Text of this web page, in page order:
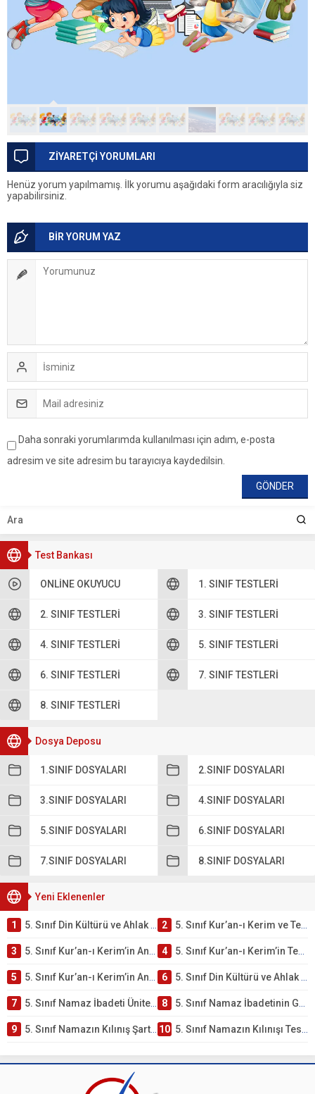
Test Bankası
ONLINE OKUYUCU 1. SINIF TESTLERI
2. SINIF TESTLERI 3. SINIF TESTLERI
4. SINIF TESTLERI 5. SINIF TESTLERI
6. SINIF TESTLERI 7. SINIF TESTLERI
8. SINIF TESTLERI
Dosya Deposu
1.SINIF DOSYALARI 2.SINIF DOSYALARI
3.SINIF DOSYALARI 4.SINIF DOSYALARI
5.SINIF DOSYALARI 6.SINIF DOSYALARI
7.SINIF DOSYALARI 8.SINIF DOSYALARI
Yeni Eklenenler
1 5. Sınıf Din Kültürü ve Ahlak Bilgisi 2. Ünite: Kur’an-ı Kerim Çalışmaları 2 5. Sınıf Kur’an-ı Kerim ve Temel Özellikleri Testi – Online Çöz
3 5. Sınıf Kur’an-ı Kerim’in Ana Konuları Testi – Online Çöz 4 5. Sınıf Kur’an-ı Kerim’in Temel Özellikleri ve Önemi Testi – Online Çöz
5 5. Sınıf Kur’an-ı Kerim’in Anlamı ve Önemi Testi – Online Çöz 6 5. Sınıf Din Kültürü ve Ahlak Bilgisi 2. Ünite: Namaz İbadeti Çalışmaları
7 5. Sınıf Namaz İbadeti Ünite Testi – Online Çöz 8 5. Sınıf Namaz İbadetinin Getirdiği Faydalar Testi
9 5. Sınıf Namazın Kılınış Şartları Testi 10 5. Sınıf Namazın Kılınışı Testi – Online Çöz
ZİYARETÇİ YORUMLARI
Henüz yorum yapılmamış. İlk yorumu aşağıdaki form aracılığıyla siz
yapabilirsiniz.
BİR YORUM YAZ
Daha sonraki yorumlarımda kullanılması için adım, e-posta
adresim ve site adresim bu tarayıcıya kaydedilsin.